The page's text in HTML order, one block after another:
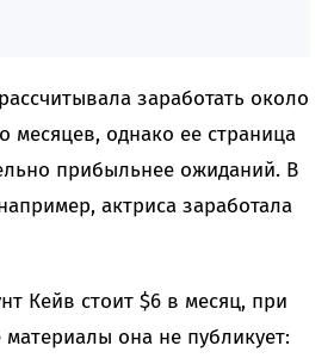
заработать около
месяцев, однако ее страница
прибыльнее ожиданий. В
актриса заработала
Кейв стоит $6 в месяц, при
она не публикует: